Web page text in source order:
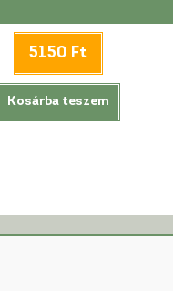
5150 Ft
Kosárba teszem